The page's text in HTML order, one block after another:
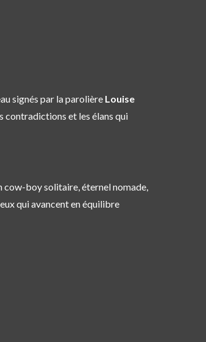
signés par la parolière Louise
contradictions et les élans qui
cow-boy solitaire, éternel nomade,
qui avancent en équilibre